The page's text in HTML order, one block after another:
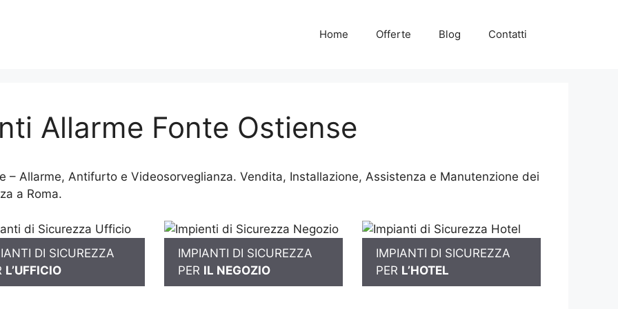
Home Offerte Blog Contatti
Allarme Fonte Ostiense
– Allarme, Antifurto e Videosorveglianza. Vendita, Installazione, Assistenza e Manutenzione dei
a Roma.
DI SICUREZZA
L’UFFICIO
IMPIANTI DI SICUREZZA
PER IL NEGOZIO
IMPIANTI DI SICUREZZA
PER L’HOTEL